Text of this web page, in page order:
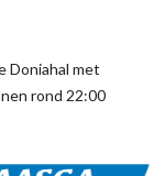
Doniahal met
rond 22:00